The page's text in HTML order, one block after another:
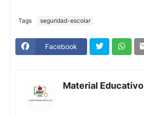
Tags seguridad-escolar
Facebook
Material Educativo